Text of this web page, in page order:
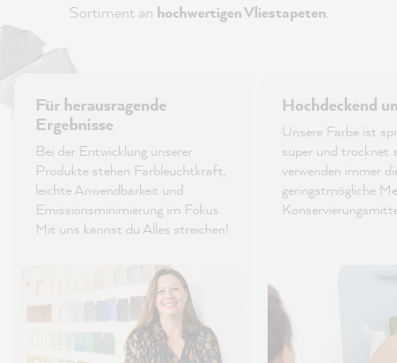
Sortiment an hochwertigen Vliestapeten
Für herausragende
Ergebnisse
Bei der Entwicklung unserer
Produkte stehen Farbleuchtkraft,
leichte Anwendbarkeit und
Emissionsminimierung im Fokus.
Mit uns kannst du Alles streichen!
Hochdeckend
Unsere Farbe ist
super und trocknet
verwenden immer
geringstmögliche